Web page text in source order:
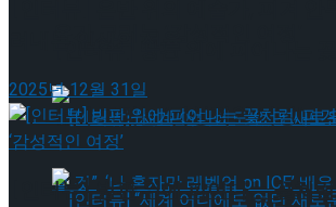
유가 그리는 ‘감성적인 여정’
2025년 12월 31일
[인터뷰] 빙판 위에 피어나는 꽃처럼